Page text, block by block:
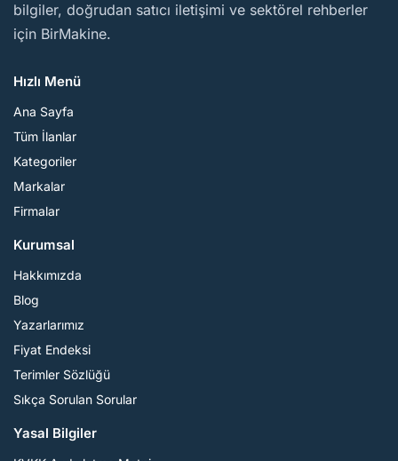
bilgiler, doğrudan satıcı iletişimi ve sektörel rehberler
için BirMakine.
Hızlı Menü
Ana Sayfa
Tüm İlanlar
Kategoriler
Markalar
Firmalar
Kurumsal
Hakkımızda
Blog
Yazarlarımız
Fiyat Endeksi
Terimler Sözlüğü
Sıkça Sorulan Sorular
Yasal Bilgiler